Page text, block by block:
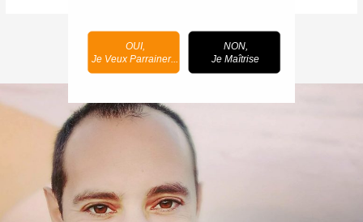
OUI,
Je Veux Parrainer...
NON,
Je Maîtrise